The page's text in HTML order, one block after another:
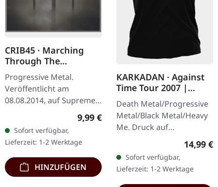
CRIB45 · Marching
Through The
Borderlines | DIGIPAK
CD
Progressive Metal.
Veröffentlicht am
08.08.2014, auf Supreme
Chaos Records. Limitierte
CD im DigiPak. CRIB45 aus
Finnland sind ein kleiner
Geheimtipp…
Regulärer Preis:
9,99 €
Sofort verfügbar,
Lieferzeit: 1-2 Werktage
HINZUFÜGEN
KARKADAN · Against
Time Tour 2007 |
GIRLIE
Death Metal/Progressive
Metal/Black Metal/Heavy
Me. Druck auf
Rückseite. Front Logo,
Rückseite: Tourdaten.
100% Baumwolle
14,99 €
Sofort verfügbar,
Lieferzeit: 1-2 Werktage